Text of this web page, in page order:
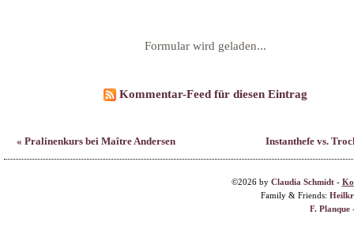
Formular wird geladen...
Kommentar-Feed für diesen Eintrag
« Pralinenkurs bei Maître Andersen Instanthefe vs.
©2026 by Claudia Schmidt-
Family & Friends:
F. Planque